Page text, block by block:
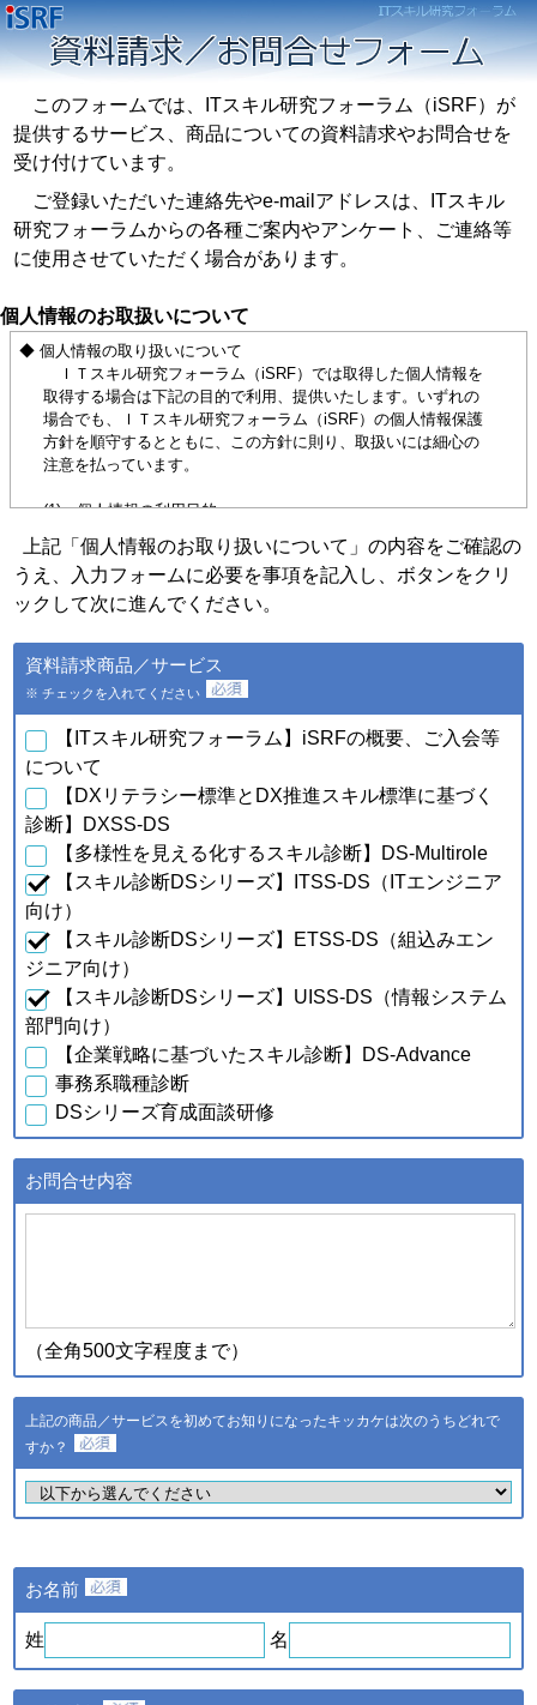
このフォームでは、ITスキル研究フォーラム（iSRF）が
提供するサービス、商品についての資料請求やお問合せを
受け付けています。
ご登録いただいた連絡先やe-mailアドレスは、ITスキル
研究フォーラムからの各種ご案内やアンケート、ご連絡等
に使用させていただく場合があります。
個人情報のお取扱いについて
◆ 個人情報の取り扱いについて
ＩＴスキル研究フォーラム（iSRF）では取得した個人情報を
取得する場合は下記の目的で利用、提供いたします。いずれの
場合でも、ＩＴスキル研究フォーラム（iSRF）の個人情報保護
方針を順守するとともに、この方針に則り、取扱いには細心の
注意を払っています。
(1) 個人情報の利用目的
個人情報の種類
利用目的
ａ．会員のお申し込みに伴
い取得した個人情報
・会員特典の提供およびご連
品・サービスの提供・改良
・提供している商品・サービ
スに関連した情報やアンケー
ｂ．資料請求・問合せに伴
い取得した個人情報
・資料請求、お問合せに対す
・ご購入・ご登録いただいた
商品・サービスの配送・提
供・代金回収のため
品・サービスの提供・改良
や、新たなサービスを開発す
・提供している商品・サービ
トなどをお届けするため
・当フォーラム取扱商品の発
案内のため
用者が診断結果データを利用
として適時スキル診断システ
ｄ．全国スキル調査へのご
協力に伴い取得した個人情
報
断結果は、統計的に処理した
適時スキル診断システムに反
映されます
ｅ．セミナー・展示会等に
よびご連絡のため
品・サービスの提供・改良
や、新たなサービスを開発す
るため
上記「個人情報のお取り扱いについて」の内容をご確認の
うえ、入力フォームに必要を事項を記入し、ボタンをクリ
ックして次に進んでください。
資料請求商品／サービス
※ チェックを入れてください
【ITスキル研究フォーラム】iSRFの概要、ご入会等
について
【DXリテラシー標準とDX推進スキル標準に基づく
診断】DXSS-DS
【多様性を見える化するスキル診断】DS-Multirole
【スキル診断DSシリーズ】ITSS-DS（ITエンジニア
向け）
【スキル診断DSシリーズ】ETSS-DS（組込みエン
ジニア向け）
【スキル診断DSシリーズ】UISS-DS（情報システム
部門向け）
【企業戦略に基づいたスキル診断】DS-Advance
事務系職種診断
DSシリーズ育成面談研修
お問合せ内容
（全角500文字程度まで）
上記の商品／サービスを初めてお知りになったキッカケは次のうちどれで
すか？
お名前
姓 名